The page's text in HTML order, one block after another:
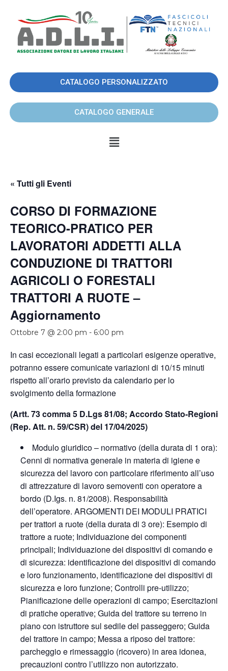
CATALOGO PERSONALIZZATO
CATALOGO GENERALE
« Tutti gli Eventi
CORSO DI FORMAZIONE
TEORICO-PRATICO PER
LAVORATORI ADDETTI ALLA
CONDUZIONE DI TRATTORI
AGRICOLI O FORESTALI
TRATTORI A RUOTE –
Aggiornamento
Ottobre 7 @ 2:00 pm - 6:00 pm
In casi eccezionali legati a particolari esigenze operative,
potranno essere comunicate variazioni di 10/15 minuti
rispetto all’orario previsto da calendario per lo
svolgimento della formazione
(Artt. 73 comma 5 D.Lgs 81/08; Accordo Stato-Regioni
(Rep. Att. n. 59/CSR) del 17/04/2025)
Modulo giuridico – normativo (della durata di 1 ora):
Cenni di normativa generale in materia di igiene e
sicurezza del lavoro con particolare riferimento all’uso
di attrezzature di lavoro semoventi con operatore a
bordo (D.Igs. n. 81/2008). Responsabilità
dell’operatore. ARGOMENTI DEI MODULI PRATICI
per trattori a ruote (della durata di 3 ore): Esempio di
trattore a ruote; Individuazione dei componenti
principali; Individuazione dei dispositivi di comando e
di sicurezza: identificazione dei dispositivi di comando
e loro funzionamento, identificazione dei dispositivi di
sicurezza e loro funzione; Controlli pre-utilizzo;
Pianificazione delle operazioni di campo; Esercitazioni
di pratiche operative; Guida del trattore su terreno in
piano con istruttore sul sedile del passeggero; Guida
del trattore in campo; Messa a riposo del trattore:
parcheggio e rimessaggio (ricovero) in area idonea,
precauzioni contro l’utilizzo non autorizzato.